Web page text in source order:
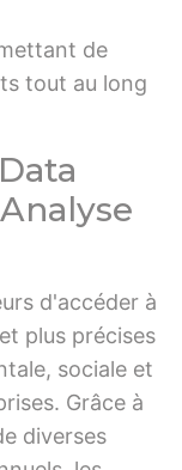
de
tout au long
d'accéder à
plus précises
sociale et
Grâce à
diverses